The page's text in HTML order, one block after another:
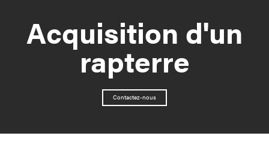
Acquisition d'un
rapterre
Contactez-nous